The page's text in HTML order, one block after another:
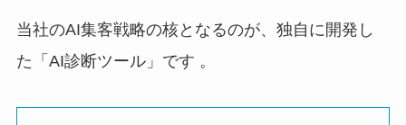
当社のAI集客戦略の核となるのが、独自に開発し
た「AI診断ツール」です 。